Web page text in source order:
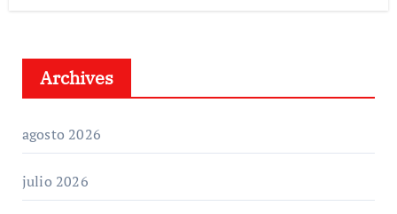
Archives
agosto 2026
julio 2026